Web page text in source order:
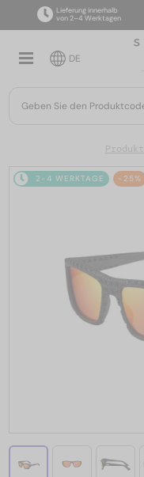
Lieferung innerhalb
von 2–4 Werktagen
DE
2-4 WERKTAGE -25%